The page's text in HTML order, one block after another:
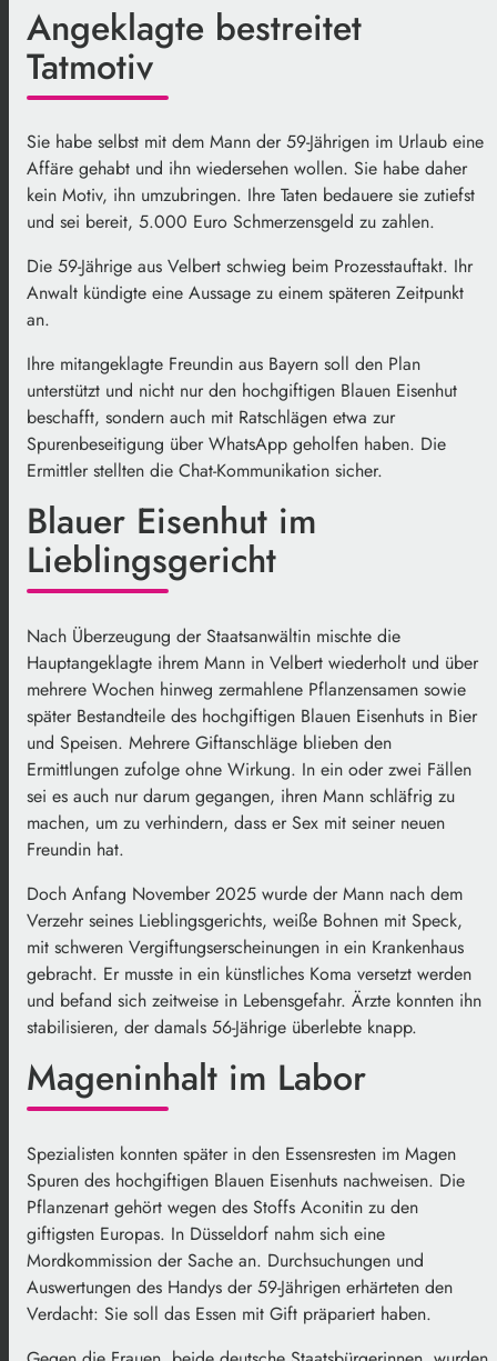
Angeklagte bestreitet
Tatmotiv
Sie habe selbst mit dem Mann der 59-Jährigen im Urlaub eine
Affäre gehabt und ihn wiedersehen wollen. Sie habe daher
kein Motiv, ihn umzubringen. Ihre Taten bedauere sie zutiefst
und sei bereit, 5.000 Euro Schmerzensgeld zu zahlen.
Die 59-Jährige aus Velbert schwieg beim Prozesstauftakt. Ihr
Anwalt kündigte eine Aussage zu einem späteren Zeitpunkt
an.
Ihre mitangeklagte Freundin aus Bayern soll den Plan
unterstützt und nicht nur den hochgiftigen Blauen Eisenhut
beschafft, sondern auch mit Ratschlägen etwa zur
Spurenbeseitigung über WhatsApp geholfen haben. Die
Ermittler stellten die Chat-Kommunikation sicher.
Blauer Eisenhut im
Lieblingsgericht
Nach Überzeugung der Staatsanwältin mischte die
Hauptangeklagte ihrem Mann in Velbert wiederholt und über
mehrere Wochen hinweg zermahlene Pflanzensamen sowie
später Bestandteile des hochgiftigen Blauen Eisenhuts in Bier
und Speisen. Mehrere Giftanschläge blieben den
Ermittlungen zufolge ohne Wirkung. In ein oder zwei Fällen
sei es auch nur darum gegangen, ihren Mann schläfrig zu
machen, um zu verhindern, dass er Sex mit seiner neuen
Freundin hat.
Doch Anfang November 2025 wurde der Mann nach dem
Verzehr seines Lieblingsgerichts, weiße Bohnen mit Speck,
mit schweren Vergiftungserscheinungen in ein Krankenhaus
gebracht. Er musste in ein künstliches Koma versetzt werden
und befand sich zeitweise in Lebensgefahr. Ärzte konnten ihn
stabilisieren, der damals 56-Jährige überlebte knapp.
Mageninhalt im Labor
Spezialisten konnten später in den Essensresten im Magen
Spuren des hochgiftigen Blauen Eisenhuts nachweisen. Die
Pflanzenart gehört wegen des Stoffs Aconitin zu den
giftigsten Europas. In Düsseldorf nahm sich eine
Mordkommission der Sache an. Durchsuchungen und
Auswertungen des Handys der 59-Jährigen erhärteten den
Verdacht: Sie soll das Essen mit Gift präpariert haben.